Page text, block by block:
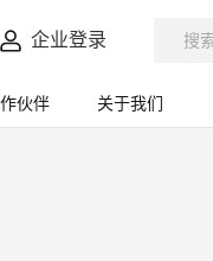
企业登录
伙伴 关于我们